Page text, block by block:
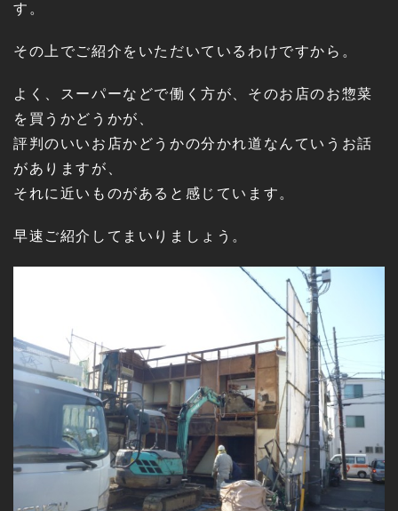
す。
その上でご紹介をいただいているわけですから。
よく、スーパーなどで働く方が、そのお店のお惣菜
を買うかどうかが、
評判のいいお店かどうかの分かれ道なんていうお話
がありますが、
それに近いものがあると感じています。
早速ご紹介してまいりましょう。